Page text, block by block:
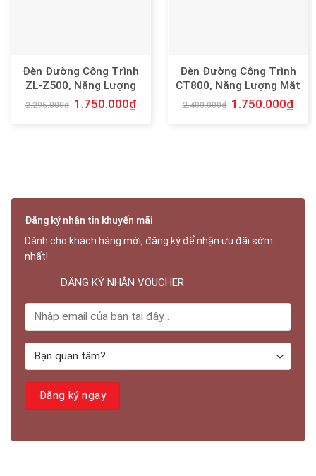
Đèn Đường Công Trình
ZL-Z500, Năng Lượng
Mặt Trời
2.295.000₫ 1.750.000₫
Đèn Đường Công Trình
CT800, Năng Lượng Mặt
Trời, 200 CHIP LED CAO
CẤP, VỎ NHÔM TẢN
2.400.000₫ 1.750.000₫
Đăng ký nhận tin khuyến mãi
Dành cho khách hàng mới, đăng ký để nhận ưu đãi sớm
nhất!
ĐĂNG KÝ NHẬN VOUCHER